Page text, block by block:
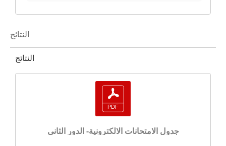
النتائج
النتائج
جدول الامتحانات الالكترونية- الدور الثاني